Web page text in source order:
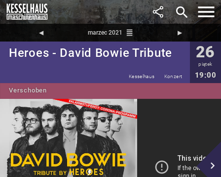
search
◀︎ marzec 2021 reorder ▶︎
Heroes - David Bowie Tribute 26
piątek
19:00
Kesselhaus Konzert
Verschoben
navigate_next